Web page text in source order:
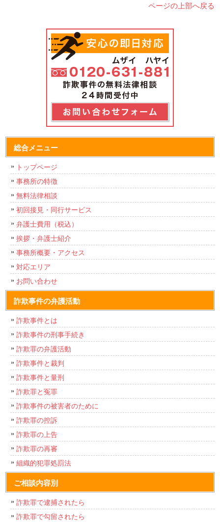
ページの上部へ戻る
総合メニュー
トップページ
事務所の特徴
無料法律相談
初回接見・同行サービス
弁護士費用（税込）
挨拶・弁護士紹介
事務所概要・アクセス
対応エリア
お問い合わせ
詐欺事件の弁護活動
詐欺事件とは
詐欺事件の刑事手続き
詐欺罪の弁護活動
詐欺事件と裁判
詐欺事件と量刑
詐欺罪と冤罪
詐欺事件の被害者のために
詐欺罪の控訴
詐欺罪の上告
詐欺罪の再審
組織的犯罪処罰法
ご相談内容別
詐欺罪で逮捕されたら
詐欺罪で勾留されたら